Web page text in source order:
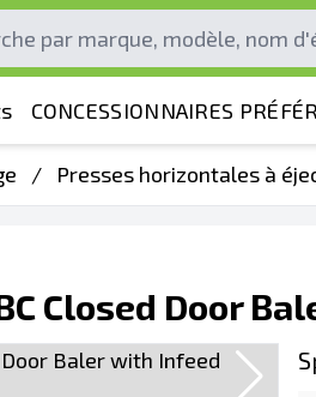
CONCESSIONNAIRES
/ Presses horizontales à
Closed Door